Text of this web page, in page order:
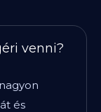
venni?
és